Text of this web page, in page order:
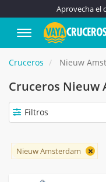
Aprovecha el
Cruceros Nieuw
Cruceros Nieuw
Filtros
Nieuw Amsterdam